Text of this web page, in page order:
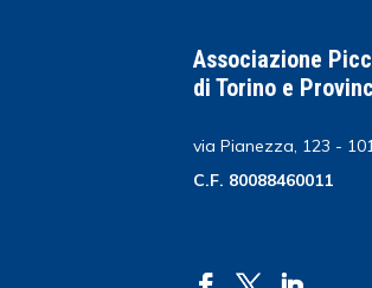
Associazione
di Torino e
via Pianezza, 123 -
C.F. 80088460011